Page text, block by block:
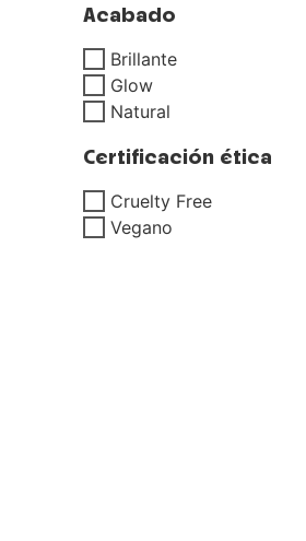
Acabado
Brillante
Glow
Natural
Certificación ética
Cruelty Free
Vegano